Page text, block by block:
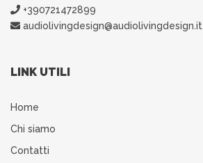
+390721472899
audiolivingdesign@audiolivingdesign.it
LINK UTILI
Home
Chi siamo
Contatti